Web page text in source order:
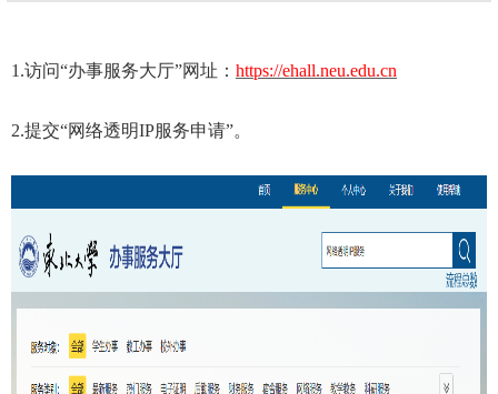
1.访问“办事服务大厅”网址： https://ehall.neu.edu.cn
2.提交“网络透明IP服务申请”。